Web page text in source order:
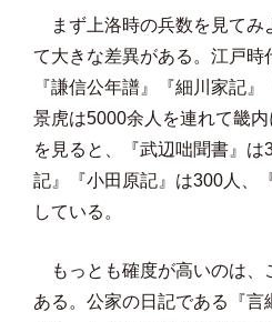
まず上洛時の兵数を見てみ
て大きな差異がある。江戸時
『謙信公年譜』『細川家記』
景虎は5000余人を連れて畿
を見ると、『武辺咄聞書』
記』『小田原記』は300人、
している。
もっとも確度が高いのは、
ある。公家の日記である『